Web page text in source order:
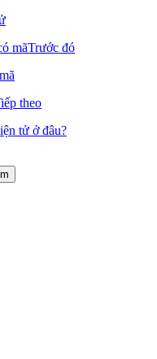
Trước đó
theo
tử ở đâu?